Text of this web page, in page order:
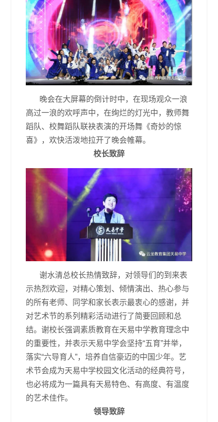
晚会在大屏幕的倒计时中，在现场观众一浪
高过一浪的欢呼声中，在绚烂的灯光中，教师舞
蹈队、校舞蹈队联袂表演的开场舞《奇妙的惊
喜》，欢快活泼地拉开了晚会帷幕。
校长致辞
谢水清总校长热情致辞，对领导们的到来表
示热烈欢迎，对精心策划、倾情演出、热心参与
的所有老师、同学和家长表示最衷心的感谢，并
对艺术节的系列精彩活动进行了简要回顾和总
结。谢校长强调素质教育在天易中学教育理念中
的重要性，并表示天易中学会坚持“五育”并举，
落实“六导育人”，培养自信豪迈的中国少年。艺
术节会成为天易中学校园文化活动的经典符号，
也必将成为一篇具有天易特色、有高度、有温度
的艺术佳作。
领导致辞